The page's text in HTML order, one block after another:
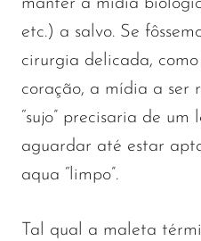
manter a mídia
etc.) a salvo. Se
cirurgia delicada,
coração, a mídia a ser
“sujo” precisaria de
aguardar até estar
aqua “limpo”.
Tal qual a maleta